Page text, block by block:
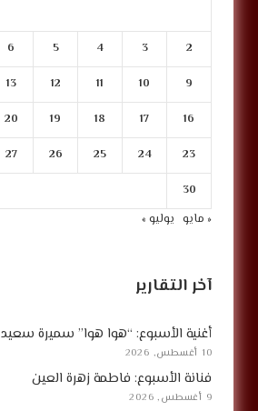
2
3
4
5
6
9
10
11
12
13
16
17
18
19
20
23
24
25
26
27
30
« مايو يوليو »
آخر التقارير
أغنية الأسبوع: “هوا هوا” سميرة سعيد
10 أغسطس, 2026
فنانة الأسبوع: فاطمة زهرة العين
9 أغسطس, 2026